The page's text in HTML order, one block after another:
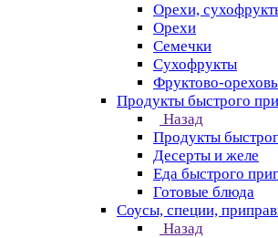
Орехи,
Орехи
Семечки
Сухофрукты
Фруктово-
Продукты быстрого
Назад
Продукты
Десерты и желе
Еда быстрого
Готовые блюда
Соусы, специи,
Назад